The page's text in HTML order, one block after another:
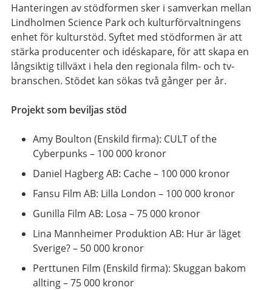
Hanteringen av stödformen sker i samverkan mellan
Lindholmen Science Park och kulturförvaltningens
enhet för kulturstöd. Syftet med stödformen är att
stärka producenter och idéskapare, för att skapa en
långsiktig tillväxt i hela den regionala film- och tv-
branschen. Stödet kan sökas två gånger per år.
Projekt som beviljas stöd
Amy Boulton (Enskild firma): CULT of the
Cyberpunks – 100 000 kronor
Daniel Hagberg AB: Cache – 100 000 kronor
Fansu Film AB: Lilla London – 100 000 kronor
Gunilla Film AB: Losa – 75 000 kronor
Lina Mannheimer Produktion AB: Hur är läget
Sverige? – 50 000 kronor
Perttunen Film (Enskild firma): Skuggan bakom
allting – 75 000 kronor